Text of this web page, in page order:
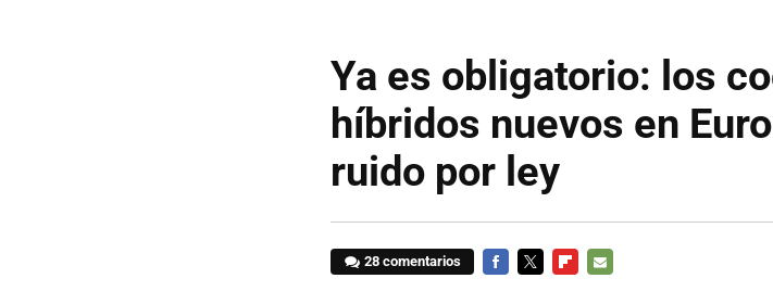
Ya es obligatorio: los
híbridos nuevos en
ruido por ley
28 comentarios